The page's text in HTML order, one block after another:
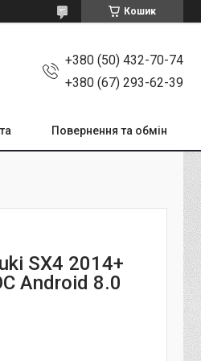
Кошик
+380 (50) 432-70-74
+380 (67) 293-62-39
Повернення та обмін
SX4 2014+
Android 8.0